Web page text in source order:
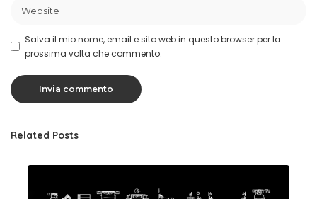
Salva il mio nome, email e sito web in questo browser per la
prossima volta che commento.
Related Posts